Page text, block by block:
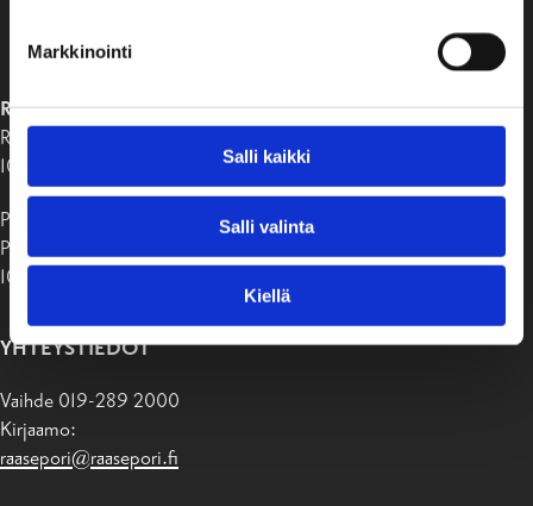
Markkinointi
Salli kaikki
Salli valinta
Kiellä
RAASEPORIN KAUPUNKI
Raaseporintie 37
10650 Tammisaari
Postiosoite:
PB 58
10611 Raasepori
YHTEYSTIEDOT
Vaihde 019-289 2000
Kirjaamo:
raasepori@raasepori.fi